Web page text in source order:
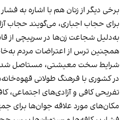
برخی دیگر از زنان هم با اشاره به
برای حجاب اجباری، می‌گویند حجاب
به‌دلیل شجاعت زن‌ها در سرپیچی از
همچنین ترس از اعتراضات مردم
شرایط سخت معیشتی، مستاصل
در کشوری با فرهنگ طولانی
تفریحی کافی و آزادی‌های اجتماعی،
مکان‌های مورد علاقه جوان‌ها برای